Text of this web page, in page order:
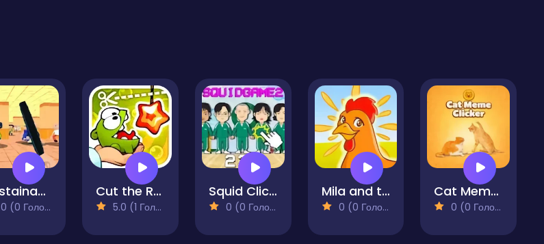
Sustainable 5
0 (0 Голосів)
Cut the Rope Experiments
5.0 (1 Голосів)
Squid Clicker Game 2
0 (0 Голосів)
Mila and the Dancing Farm
0 (0 Голосів)
Cat Meme Clicker
0 (0 Голосів)